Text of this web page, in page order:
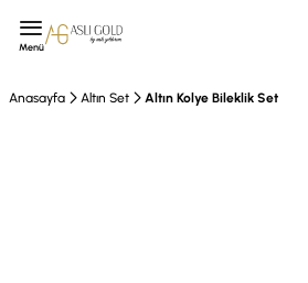
Menü
Anasayfa Altın Set Altın Kolye Bileklik Set